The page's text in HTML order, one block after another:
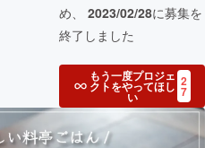
め、 2023/02/28に募集を
終了しました
もう一度プロジェ
クトをやってほし
い
2
7